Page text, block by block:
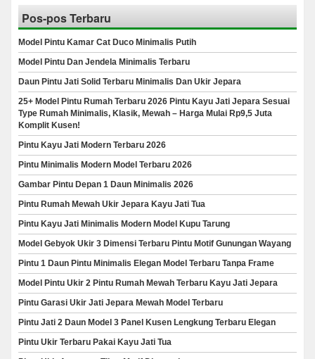
Pos-pos Terbaru
Model Pintu Kamar Cat Duco Minimalis Putih
Model Pintu Dan Jendela Minimalis Terbaru
Daun Pintu Jati Solid Terbaru Minimalis Dan Ukir Jepara
25+ Model Pintu Rumah Terbaru 2026 Pintu Kayu Jati Jepara Sesuai
Type Rumah Minimalis, Klasik, Mewah – Harga Mulai Rp9,5 Juta
Komplit Kusen!
Pintu Kayu Jati Modern Terbaru 2026
Pintu Minimalis Modern Model Terbaru 2026
Gambar Pintu Depan 1 Daun Minimalis 2026
Pintu Rumah Mewah Ukir Jepara Kayu Jati Tua
Pintu Kayu Jati Minimalis Modern Model Kupu Tarung
Model Gebyok Ukir 3 Dimensi Terbaru Pintu Motif Gunungan Wayang
Pintu 1 Daun Pintu Minimalis Elegan Model Terbaru Tanpa Frame
Model Pintu Ukir 2 Pintu Rumah Mewah Terbaru Kayu Jati Jepara
Pintu Garasi Ukir Jati Jepara Mewah Model Terbaru
Pintu Jati 2 Daun Model 3 Panel Kusen Lengkung Terbaru Elegan
Pintu Ukir Terbaru Pakai Kayu Jati Tua